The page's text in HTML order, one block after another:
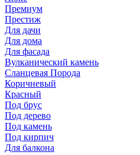
Премиум
Престиж
Для дачи
Для дома
Для фасада
Вулканический камень
Сланцевая Порода
Коричневый
Красный
Под брус
Под дерево
Под камень
Под кирпич
Для балкона